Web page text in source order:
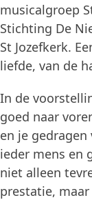
musicalgroep
Stichting De
St Jozefkerk.
liefde, van de
In de
goed naar
en je
ieder mens en
niet alleen
prestatie,